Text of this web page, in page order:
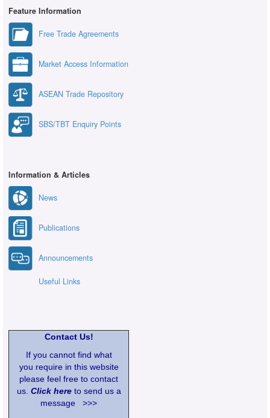
Feature Information
Free Trade Agreements
Market Access Information
ASEAN Trade Repository
SBS/TBT Enquiry Points
Information & Articles
News
Publications
Announcements
Useful Links
Contact Us!
If you cannot find what
you require in this website
please feel free to contact
us. Click hereto send us a
message >>>